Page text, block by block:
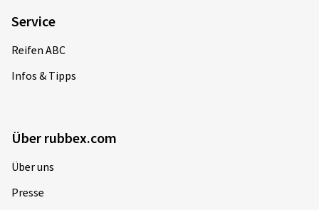
Service
Reifen ABC
Infos & Tipps
Über rubbex.com
Über uns
Presse